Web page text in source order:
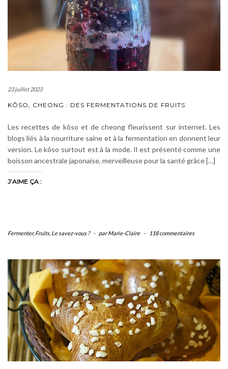
23 juillet 2023
KÔSO, CHEONG : DES FERMENTATIONS DE FRUITS
Les recettes de kôso et de cheong fleurissent sur internet. Les
blogs liés à la nourriture saine et à la fermentation en donnent leur
version. Le kôso surtout est à la mode. Il est présenté comme une
boisson ancestrale japonaise, merveilleuse pour la santé grâce […]
J’AIME ÇA :
Fermenter,Fruits, Le savez-vous ? - par Marie-Claire - 118 commentaires